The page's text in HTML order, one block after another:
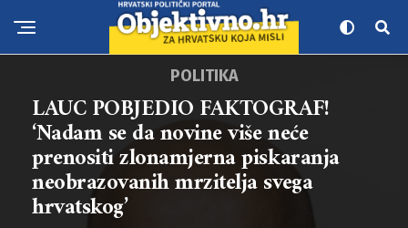
POLITIKA
LAUC POBJEDIO FAKTOGRAF!
‘Nadam se da novine više neće
prenositi zlonamjerna piskaranja
neobrazovanih mrzitelja svega
hrvatskog’